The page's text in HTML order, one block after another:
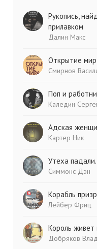
Рукопись,
прилавком
Далин Макс
Открытие
Смирнов
Поп и
Каледин
Адская
Картер Ник
Утеха
Симмонс Дэн
Корабль
Лейбер Фриц
Король живет
Добряков